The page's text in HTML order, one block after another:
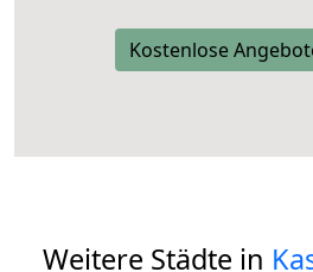
Kostenlose
Weitere Städte in